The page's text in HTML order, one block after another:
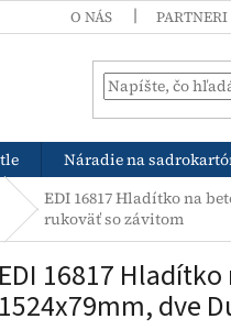
O NÁS PARTNERI
Náradie na
EDI 16817 Hladítko na
rukoväť so závitom
EDI 16817
1524x79mm, dve